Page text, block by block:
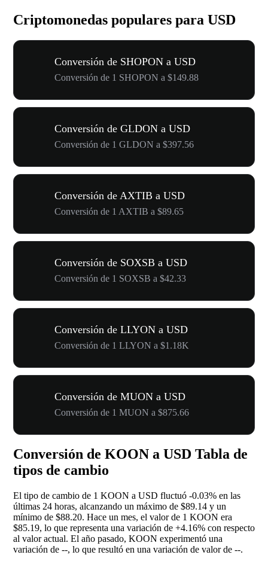
Criptomonedas populares para USD
Conversión de SHOPON a USD
Conversión de 1 SHOPON a $149.88
Conversión de GLDON a USD
Conversión de 1 GLDON a $397.56
Conversión de AXTIB a USD
Conversión de 1 AXTIB a $89.65
Conversión de SOXSB a USD
Conversión de 1 SOXSB a $42.33
Conversión de LLYON a USD
Conversión de 1 LLYON a $1.18K
Conversión de MUON a USD
Conversión de 1 MUON a $875.66
Conversión de KOON a USD Tabla de
tipos de cambio
El tipo de cambio de 1 KOON a USD fluctuó -0.03% en las
últimas 24 horas, alcanzando un máximo de $89.14 y un
mínimo de $88.20. Hace un mes, el valor de 1 KOON era
$85.19, lo que representa una variación de +4.16% con respecto
al valor actual. El año pasado, KOON experimentó una
variación de --, lo que resultó en una variación de valor de --.